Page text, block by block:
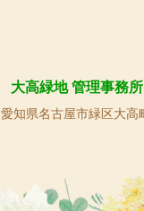
大高緑地 管理事務
愛知県名古屋市緑区大高